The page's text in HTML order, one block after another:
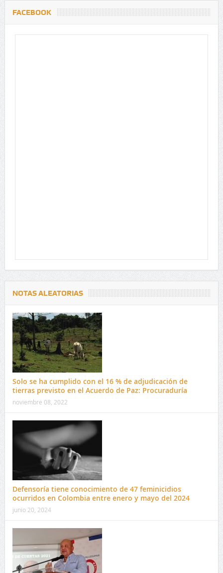
FACEBOOK
NOTAS ALEATORIAS
Solo se ha cumplido con el 16 % de adjudicación de
tierras previsto en el Acuerdo de Paz: Procuraduría
noviembre 08, 2022
Defensoría tiene conocimiento de 47 feminicidios
ocurridos en Colombia entre enero y mayo del 2024
junio 20, 2024